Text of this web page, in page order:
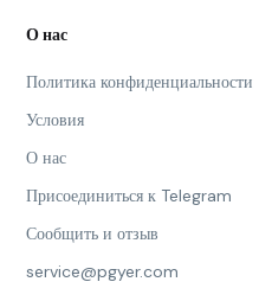
О нас
Политика конфиденциальности
Условия
О нас
Присоединиться к Telegram
Сообщить и отзыв
service@pgyer.com